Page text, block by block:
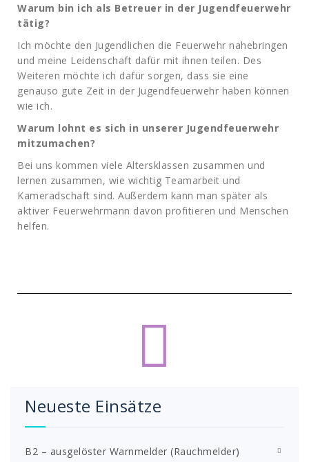
Warum bin ich als Betreuer in der Jugendfeuerwehr
tätig?
Ich möchte den Jugendlichen die Feuerwehr nahebringen
und meine Leidenschaft dafür mit ihnen teilen. Des
Weiteren möchte ich dafür sorgen, dass sie eine
genauso gute Zeit in der Jugendfeuerwehr haben können
wie ich.
Warum lohnt es sich in unserer Jugendfeuerwehr
mitzumachen?
Bei uns kommen viele Altersklassen zusammen und
lernen zusammen, wie wichtig Teamarbeit und
Kameradschaft sind. Außerdem kann man später als
aktiver Feuerwehrmann davon profitieren und Menschen
helfen.
Neueste Einsätze
B2 – ausgelöster Warnmelder (Rauchmelder)